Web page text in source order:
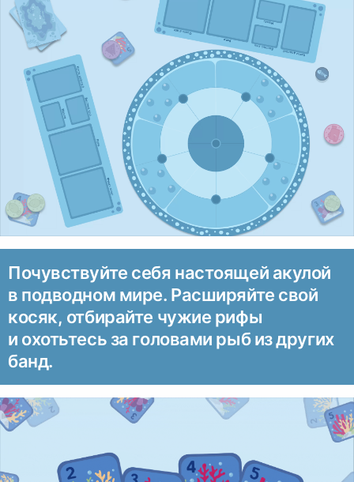
Почувствуйте себя настоящей акулой
в подводном мире. Расширяйте свой
косяк, отбирайте чужие рифы
и охотьтесь за головами рыб из других
банд.